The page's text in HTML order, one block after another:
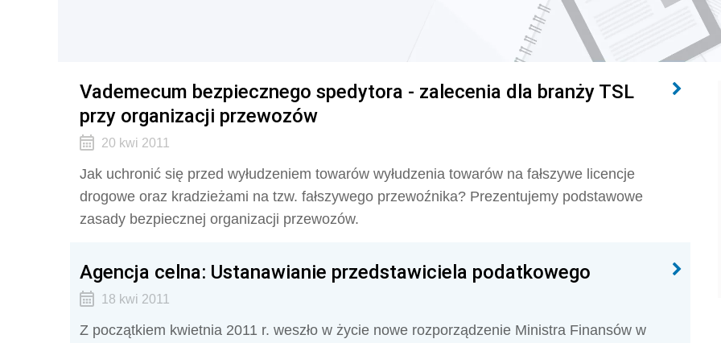
Vademecum bezpiecznego spedytora - zalecenia dla branży TSL
przy organizacji przewozów
20 kwi 2011
Jak uchronić się przed wyłudzeniem towarów wyłudzenia towarów na fałszywe licencje
drogowe oraz kradzieżami na tzw. fałszywego przewoźnika? Prezentujemy podstawowe
zasady bezpiecznej organizacji przewozów.
Agencja celna: Ustanawianie przedstawiciela podatkowego
18 kwi 2011
Z początkiem kwietnia 2011 r. weszło w życie nowe rozporządzenie Ministra Finansów w